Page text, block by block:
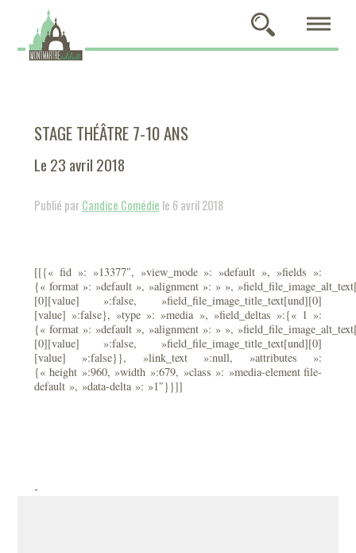
STAGE THÉÂTRE 7-10 ANS
Le 23 avril 2018
Publié parCandice Comédie le 6 avril 2018
[[{« fid »: »13377″, »view_mode »: »default », »fields »:
{« format »: »default », »alignment »: » »,
[0][value] »:false, »field_file_image_title_text[und][0]
[value] »:false}, »type »: »media », »field_deltas »:{« 1 »:
{« format »: »default », »alignment »: » »,
[0][value] »:false, »field_file_image_title_text[und][0]
[value] »:false}}, »link_text »:null, »attributes »:
{« height »:960, »width »:679, »class »: »media-element file-
default », »data-delta »: »1″}}]]
-